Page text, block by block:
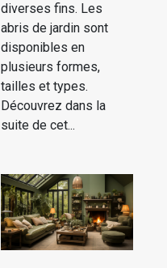
diverses fins. Les
abris de jardin sont
disponibles en
plusieurs formes,
tailles et types.
Découvrez dans la
suite de cet...